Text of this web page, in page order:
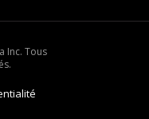
Inc. Tous